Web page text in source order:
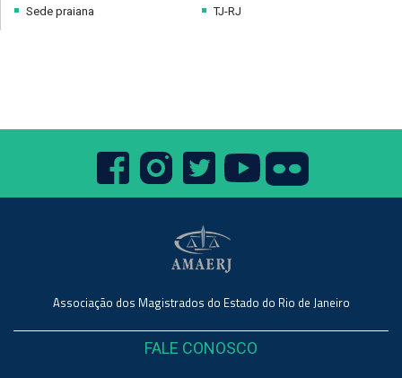
Sede praiana
TJ-RJ
Associação dos Magistrados do Estado do Rio de Janeiro
FALE CONOSCO